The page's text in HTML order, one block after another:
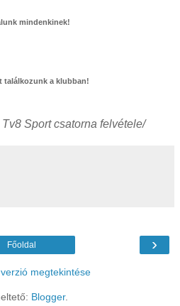
mindenkinek!
találkozunk a klubban!
Sport csatorna felvétele/
›
Főoldal
megtekintése
Blogger.